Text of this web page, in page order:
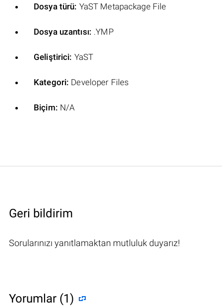
Dosya türü: YaST Metapackage File
Dosya uzantısı: .YMP
Geliştirici: YaST
Kategori: Developer Files
Biçim: N/A
Geri bildirim
Sorularınızı yanıtlamaktan mutluluk duyarız!
Yorumlar (1)